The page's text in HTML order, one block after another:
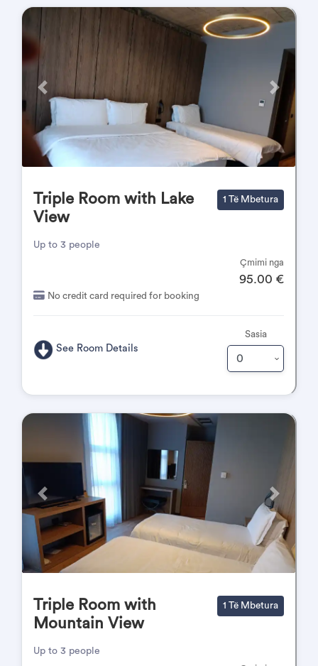
Përpara Pas
Triple Room with Lake
View
1 Të Mbetura
Up to 3 people
Çmimi nga
95.00 €
No credit card required for booking
See Room Details
Sasia
Përpara Pas
Triple Room with
Mountain View
1 Të Mbetura
Up to 3 people